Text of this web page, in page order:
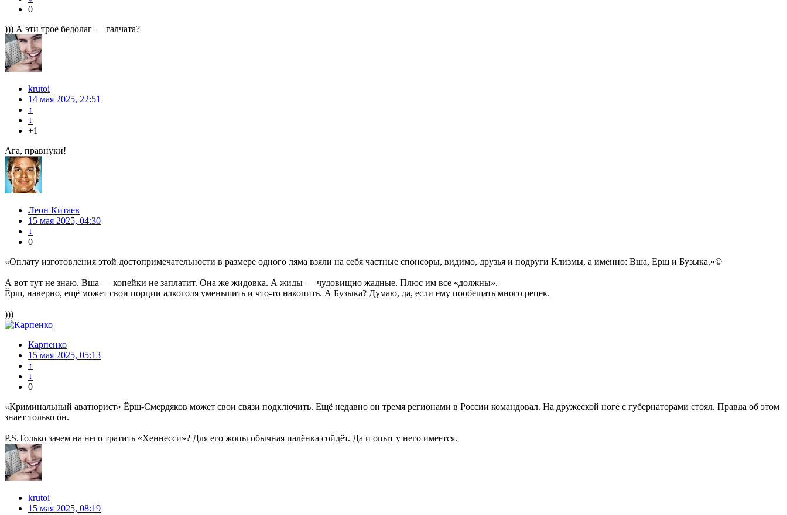
0
))) А эти трое бедолаг — галчата?
krutoi
14 мая 2025, 22:51
↑
↓
+1
Ага, правнуки!
Леон Китаев
15 мая 2025, 04:30
↓
0
«Оплату изготовления этой достопримечательности в размере одного ляма взяли на себя частные спонсоры, видимо, друзья и подруги Клизмы, а именно: Вша, Ерш и Бузыка.»©
А вот тут не знаю. Вша — копейки не заплатит. Она же жидовка. А жиды — чудовищно жадные. Плюс им все «должны».
Ёрш, наверно, ещё может свои порции алкоголя уменьшить и что-то накопить. А Бузыка? Думаю, да, если ему пообещать много рецек.
)))
Карпенко
15 мая 2025, 05:13
↑
↓
0
«Криминальный аватюрист» Ёрш-Смердяков может свои связи подключить. Ещё недавно он тремя регионами в России командовал. На дружеской ноге с губернаторами стоял. Правда об этом
знает только он.
P.S.Только зачем на него тратить «Хеннесси»? Для его жопы обычная палёнка сойдёт. Да и опыт у него имеется.
krutoi
15 мая 2025, 08:19